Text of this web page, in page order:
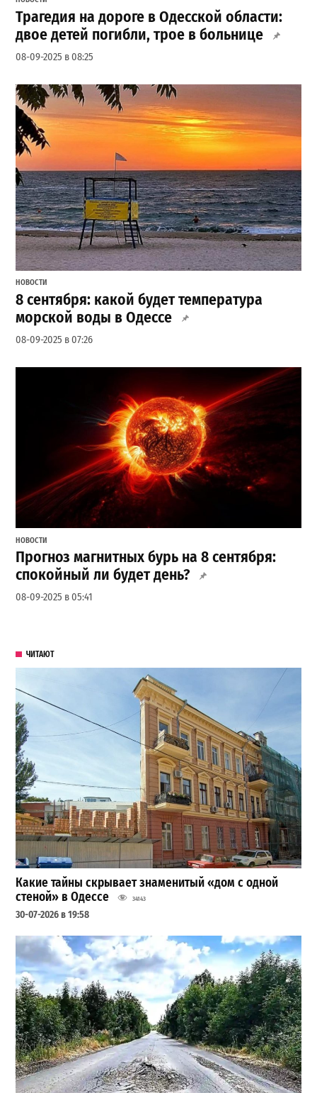
Трагедия на дороге в Одесской области:
двое детей погибли, трое в больнице
08-09-2025 в 08:25
НОВОСТИ
8 сентября: какой будет температура
морской воды в Одессе
08-09-2025 в 07:26
НОВОСТИ
Прогноз магнитных бурь на 8 сентября:
спокойный ли будет день?
08-09-2025 в 05:41
ЧИТАЮТ
Какие тайны скрывает знаменитый «дом с одной
стеной» в Одессе
34143
30-07-2026 в 19:58